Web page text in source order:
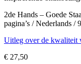
2de Hands – Goede
pagina’s / Nederlands /
Uitleg over de kwaliteit
€ 27,50